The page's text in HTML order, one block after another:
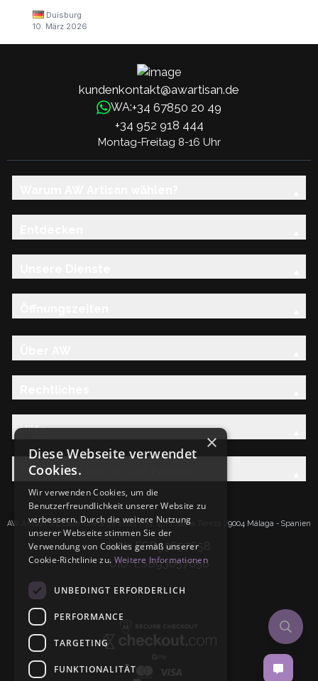
Duisburg
10. März 2026
kundenkontakt@awartisan.de
WA:+34 67850 20 49
+34 952 918 444
Montag-Freitag 8-16 Uhr
Hilfe
Entdecken Sie die AW-Familie
AW Artisan S.L.Calle Caleta de Velez n39, 41 PI Santa Tereza 29004 Málaga - Spanien
IdNr: ESB93657658
UID: ESB93657658
×
Diese Webseite verwendet
Cookies.
Wir verwenden Cookies, um die
Benutzerfreundlichkeit unserer Website zu
verbessern. Durch die weitere Nutzung
unserer Webseite stimmen Sie der
Verwendung von Cookies gemäß unserer
Cookie-Richtlinie zu. Weitere Informationen
UNBEDINGT ERFORDERLICH
PERFORMANCE
TARGETING
FUNKTIONALITÄT